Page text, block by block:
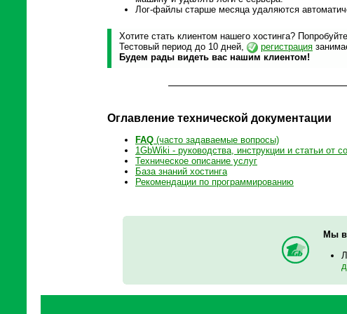
Лог-файлы старше месяца удаляются
Хотите стать клиентом нашего хостинга?
Тестовый период до 10 дней,
регистрация
Будем рады видеть вас нашим клиентом!
Оглавление технической документации
FAQ (часто задаваемые вопросы)
1GbWiki - руководства, инструкции и статьи от
Техническое описание услуг
База знаний хостинга
Рекомендации по программированию
Мы